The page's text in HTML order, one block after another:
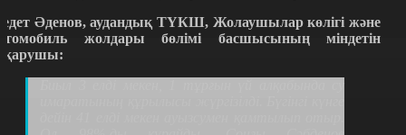
Әденов, аудандық ТҮКШ, Жолаушылар көлігі және
жолдары бөлімі басшысының міндетін